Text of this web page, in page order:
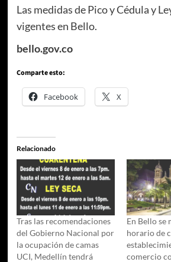
Las medidas de Pico y Cédula y
vigentes en Bello.
bello.gov.co
Comparte esto:
Facebook X
Relacionado
Tras las recomendaciones
del Gobierno Nacional por
la ocupación de camas
UCI, Medellín tendrá
En Bello se
horario de
comercio